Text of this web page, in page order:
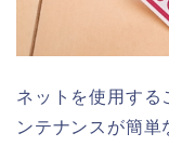
ネットを使用する
ンテナンスが簡単